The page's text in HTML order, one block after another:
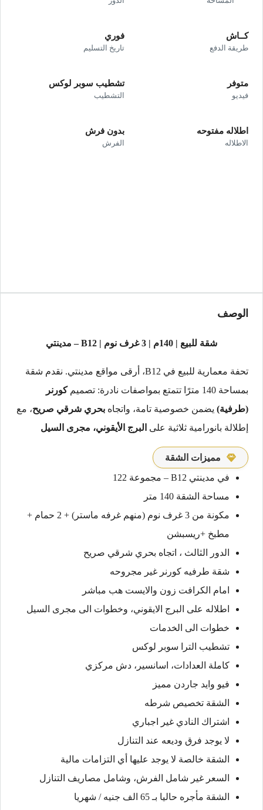
كــاش
طريقة الدفع
فوري
تاريخ التسليم
متوفر
فيديو
تشطيب سوبر لوكس
التشطيب
اطلاله مفتوحه
الاطلاله
بدون فرش
الفرش
الوصف
شقة للبيع | 140م | 3 غرف نوم | B12 – مدينتي
تحفة معمارية للبيع في B12، أرقى مواقع مدينتي. نقدم شقة
بمساحة 140 مترًا تتمتع بمواصفات نادرة: تصميم
كورنر
(طرفية) يضمن خصوصية تامة، واتجاه بحري شرقي صريح، مع
إطلالة بانورامية ثلاثية على البرج الأيقوني، مجرى السيل
مميزات الشقة
في مدينتي B12 – مجموعة 122
مساحة الشقة 140 متر
مكونة من 3 غرف نوم (منهم غرفه ماستر) + 2 حمام +
مطبخ +ريسبشن
الدور الثالث ، اتجاه بحري شرقي صريح
شقة طرفيه كورنر غير مجروحه
امام الكرافت زون والايست هب مباشر
اطلاله على البرج الايقوني، وخطوات الى مجرى السيل
خطوات الى الخدمات
تشطيب الترا سوبر لوكس
كاملة العدادات، اسانسير، دش مركزي
فيو وايد جاردن مميز
الشقة تخصيص شرطه
اشتراك النادي غير اجباري
لا يوجد فرق وديعه عند التنازل
الشقة خالصة لا يوجد عليها أي التزامات مالية
السعر غير شامل الفرش، وشامل مصاريف التنازل
الشقة مأجره حاليا بـ 65 الف جنيه / شهريا